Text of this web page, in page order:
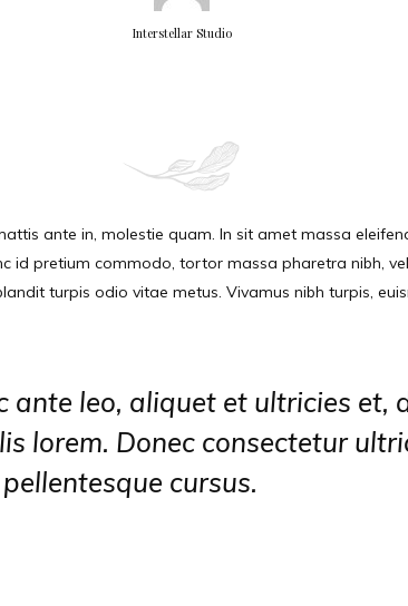
Interstellar Studio
ante in, molestie quam. In sit amet massa
id pretium commodo, tortor massa pharetra nibh,
turpis odio vitae metus. Vivamus nibh turpis,
ante leo, aliquet et ultricies et,
lorem. Donec consectetur
cursus.